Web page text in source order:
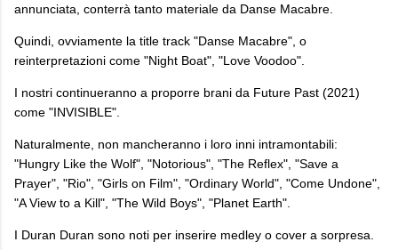
annunciata, conterrà tanto materiale da Danse Macabre.
Quindi, ovviamente la title track "Danse Macabre", o
reinterpretazioni come "Night Boat", "Love Voodoo".
I nostri continueranno a proporre brani da Future Past (2021)
come "INVISIBLE".
Naturalmente, non mancheranno i loro inni intramontabili:
"Hungry Like the Wolf", "Notorious", "The Reflex", "Save a
Prayer", "Rio", "Girls on Film", "Ordinary World", "Come Undone",
"A View to a Kill", "The Wild Boys", "Planet Earth".
I Duran Duran sono noti per inserire medley o cover a sorpresa.